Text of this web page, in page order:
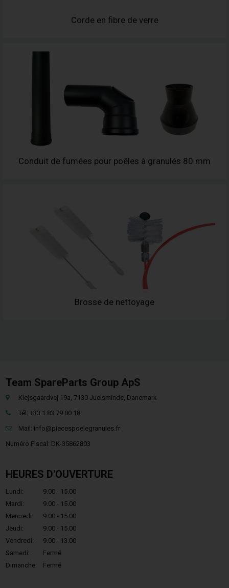
Corde en fibre de verre
Conduit de fumées pour poêles à granulés 80 mm
Brosse de nettoyage
Team SpareParts Group ApS
Klejsgaardvej 19a, 7130 Juelsminde, Danemark
Tél: +33 1 83 79 00 18
Mail: info@piecespoelegranules.fr
Numéro Fiscal: DK-35862803
HEURES D'OUVERTURE
Lundi:
9.00 - 15.00
Mardi:
9.00 - 15.00
Mercredi:
9.00 - 15.00
Jeudi:
9.00 - 15.00
Vendredi:
9.00 - 13.00
Samedi:
Fermé
Dimanche:
Fermé